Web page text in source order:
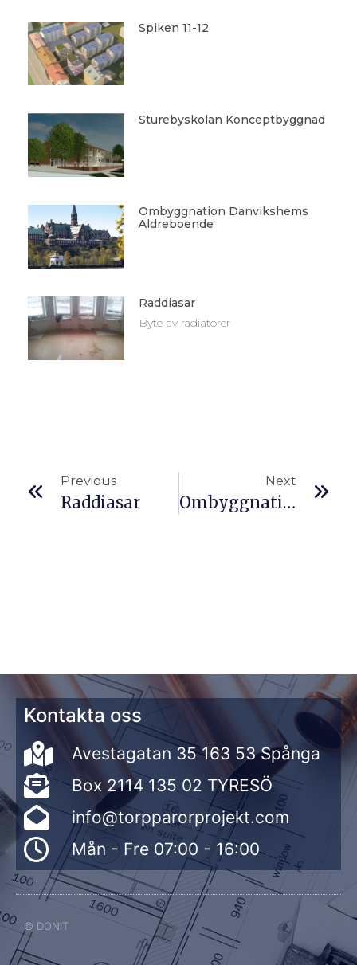
Spiken 11-12
Sturebyskolan Konceptbyggnad
Ombyggnation Danvikshems
Äldreboende
Raddiasar
Byte av radiatorer
Previous
Raddiasar
Next
Ombyggnation Danvikshems Äldreboende
Kontakta oss
Avestagatan 35 163 53 Spånga
Box 2114 135 02 TYRESÖ
info@torpparorprojekt.com
Mån - Fre 07:00 - 16:00
© DONIT